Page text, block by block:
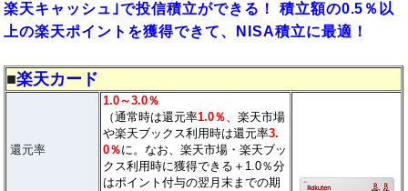
楽天キャッシュ｣で投信積立ができる！ 積立額の0.5％以
上の楽天ポイントを獲得できて、NISA積立に最適！
■楽天カード
還元率
1.0～3.0％
（通常時は還元率1.0％、楽天市場
や楽天ブックス利用時は還元率3.
0％に。なお、楽天市場・楽天ブッ
クス利用時に獲得できる＋1.0％分
はポイント付与の翌月末までの期